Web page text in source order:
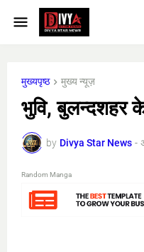
मुख्यपृष्ठ मुख्य न्यूज़
भुवि, बुलन्दशहर
by Divya Star News -
Random Manga